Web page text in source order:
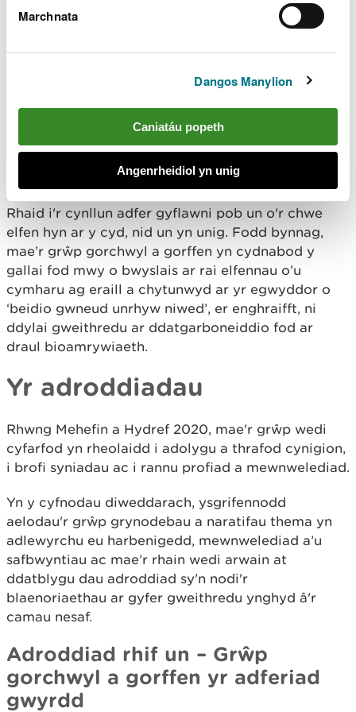
Marchnata
Dangos Manylion
Caniatáu popeth
Angenrheidiol yn unig
Wrth symud ymlaen â'r camau hyn, dylid targedu
blaenoriaethu creu swyddi, datblygu sgiliau a
agored i niwed/sydd wedi cael eu taro galetaf yn
cael eu blaenoriaethu er mwyn mynd i'r afael ag
anghydraddoldebau ac anghyfiawnderau
economaidd-gymdeithasol sylfaenol
Rhaid i'r cynllun adfer gyflawni pob un o'r chwe
elfen hyn ar y cyd, nid un yn unig. Fodd bynnag,
mae’r grŵp gorchwyl a gorffen yn cydnabod y
gallai fod mwy o bwyslais ar rai elfennau o’u
cymharu ag eraill a chytunwyd ar yr egwyddor o
‘beidio gwneud unrhyw niwed’, er enghraifft, ni
ddylai gweithredu ar ddatgarboneiddio fod ar
draul bioamrywiaeth.
Yr adroddiadau
Rhwng Mehefin a Hydref 2020, mae'r grŵp wedi
cyfarfod yn rheolaidd i adolygu a thrafod cynigion,
i brofi syniadau ac i rannu profiad a mewnwelediad.
Yn y cyfnodau diweddarach, ysgrifennodd
aelodau'r grŵp grynodebau a naratifau thema yn
adlewyrchu eu harbenigedd, mewnwelediad a’u
safbwyntiau ac mae’r rhain wedi arwain at
ddatblygu dau adroddiad sy'n nodi'r
blaenoriaethau ar gyfer gweithredu ynghyd â'r
camau nesaf.
Adroddiad rhif un – Grŵp
gorchwyl a gorffen yr adferiad
gwyrdd